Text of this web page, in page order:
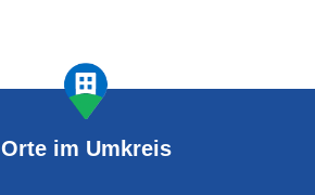
Orte im Umkreis